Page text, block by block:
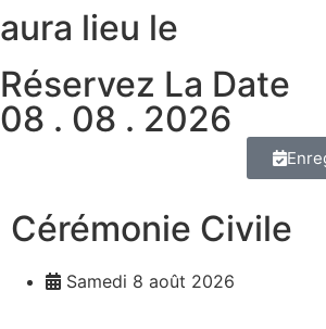
aura lieu le
Réservez La Date
08 . 08 . 2026
Cérémonie Civile
Samedi 8 août 2026